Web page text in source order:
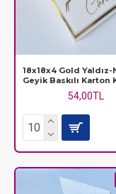
18x18x4 Gold Yaldız-
Geyik Baskılı Karton
54,00TL